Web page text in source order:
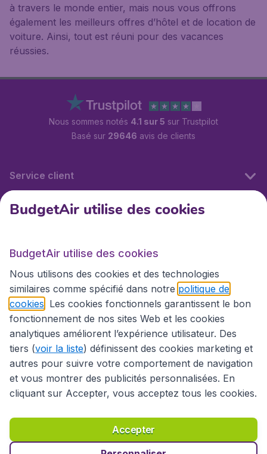
à travers le monde entier, mais nous vous offrons
également les meilleurs offres d’hôtel et de location de
voiture. Ainsi, tout est réuni pour des vacances
réussies.
Nous sommes notés 4.1 sur 5 sur Trustpilot
Basé sur 29646 avis de clients
Service client
BudgetAir.fr
Sites internationaux
Déclaration d’accessibilité
Conditions générales
Déclaration de confidentialité
Droits d’auteur © 2026
BudgetAir utilise des cookies
BudgetAir utilise des cookies
Nous utilisons des cookies et des technologies
similaires comme spécifié dans notre politique de
cookies . Les cookies fonctionnels garantissent le bon
fonctionnement de nos sites Web et les cookies
analytiques améliorent l’expérience utilisateur. Des
tiers (voir la liste) définissent des cookies marketing et
autres pour suivre votre comportement de navigation
et vous montrer des publicités personnalisées. En
cliquant sur Accepter, vous acceptez tous les cookies.
Accepter